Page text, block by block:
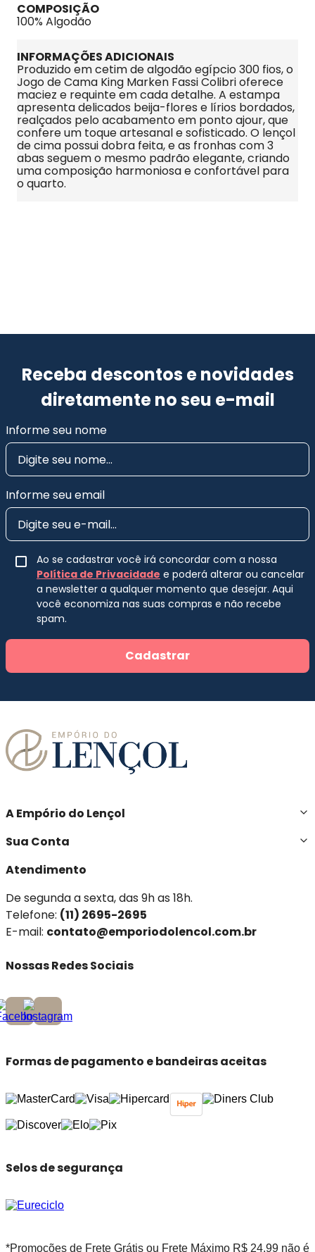
COMPOSIÇÃO
100% Algodão
INFORMAÇÕES ADICIONAIS
Produzido em cetim de algodão egípcio 300 fios, o
Jogo de Cama King Marken Fassi Colibri oferece
maciez e requinte em cada detalhe. A estampa
apresenta delicados beija-flores e lírios bordados,
realçados pelo acabamento em ponto ajour, que
confere um toque artesanal e sofisticado. O lençol
de cima possui dobra feita, e as fronhas com 3
abas seguem o mesmo padrão elegante, criando
uma composição harmoniosa e confortável para
o quarto.
Receba descontos e novidades
diretamente no seu e-mail
Informe seu nome
Informe seu email
Ao se cadastrar você irá concordar com a nossa
Política de Privacidade e poderá alterar ou cancelar
a newsletter a qualquer momento que desejar. Aqui
você economiza nas suas compras e não recebe
spam.
Cadastrar
A Empório do Lençol
Sua Conta
Atendimento
De segunda a sexta, das 9h as 18h.
Telefone: (11) 2695-2695
E-mail: contato@emporiodolencol.com.br
Nossas Redes Sociais
Formas de pagamento e bandeiras aceitas
Selos de segurança
*Promoções de Frete Grátis ou Frete Máximo R$ 24,99 não é